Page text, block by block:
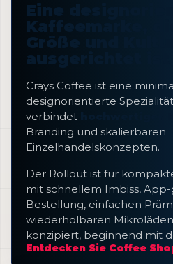
Eine
Kaffeemarke,
Größe und Kultur
ausgerichtet ist
Crays Coffee ist eine
designorientierte
verbindet
Branding und skalierbaren
Einzelhandelskonzepten.
Der Rollout ist für
mit schnellem Imbiss,
Bestellung, einfachen
wiederholbaren
konzipiert, beginnend mit
Entdecken Sie Coffee